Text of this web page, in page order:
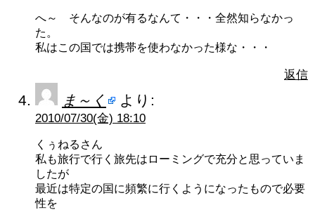
へ～ そんなのが有るなんて・・・全然知らなかっ
た。
私はこの国では携帯を使わなかった様な・・・
返信
ま～く より:
2010/07/30(金) 18:10
くぅねるさん
私も旅行で行く旅先はローミングで充分と思っていま
したが
最近は特定の国に頻繁に行くようになったもので必要
性を